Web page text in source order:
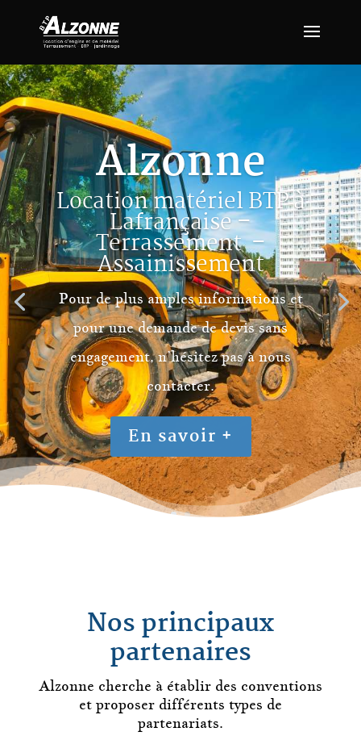
Alzonne
Location matériel BTP à
Lafrançaise –
Terrassement –
Assainissement
Pour de plus amples informations et
pour une demande de devis sans
engagement, n’hésitez pas à nous
contacter.
En savoir +
Nos principaux
partenaires
Alzonne cherche à établir des conventions
et proposer différents types de
partenariats.